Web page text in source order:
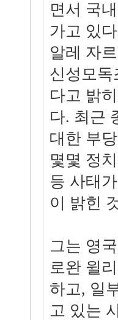
면서 국
가고 있
알레 자
신성모독
다고 밝
다. 최근
대한 부
몇몇 정
등 사태
이 밝힌
그는 영
로완 윌
하고, 일
고 있는